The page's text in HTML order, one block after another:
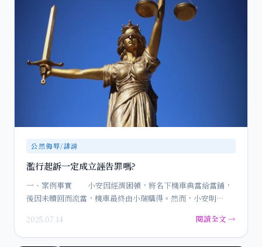
公然侮辱/誹謗
濫行起訴一定成立誣告罪嗎?
一、案例事實 小安因經濟困頓，將名下機車典當給當鋪，
後因未贖回而流當，機車最終由小瑞購得。然而，小安明…
2025.07.14 閱讀全文 →